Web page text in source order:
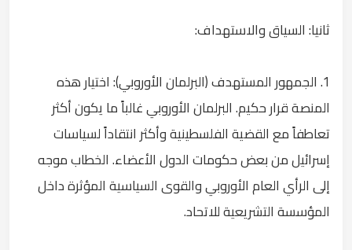
ثانيا: السياق والاستهداف:
1. الجمهور المستهدف (البرلمان الأوروبي): اختيار هذه
المنصة قرار حكيم. البرلمان الأوروبي غالباً ما يكون أكثر
تعاطفاً مع القضية الفلسطينية وأكثر انتقاداً لسياسات
إسرائيل من بعض حكومات الدول الأعضاء. الخطاب موجه
إلى الرأي العام الأوروبي والقوى السياسية المؤثرة داخل
المؤسسة التشريعية للاتحاد.